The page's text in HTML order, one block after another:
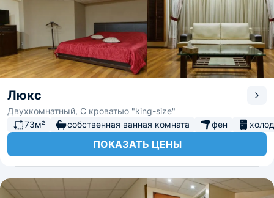
Люкс
Двухкомнатный, С кроватью "king-size"
73м²
собственная ванная комната фен
ПОКАЗАТЬ ЦЕНЫ